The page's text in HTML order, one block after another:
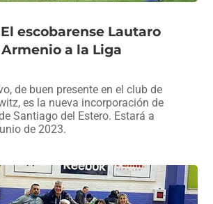
escobarense Lautaro
a la Liga
de buen presente en el club de
es la nueva incorporación de
Santiago del Estero. Estará a
de 2023.